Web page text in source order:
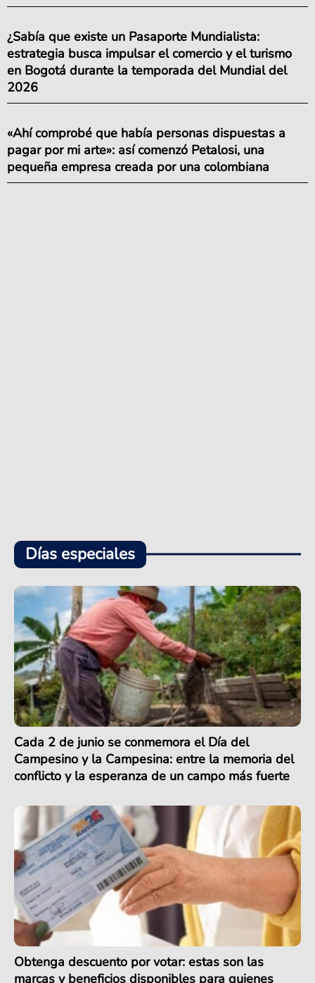
¿Sabía que existe un Pasaporte Mundialista:
estrategia busca impulsar el comercio y el turismo
en Bogotá durante la temporada del Mundial del
2026
«Ahí comprobé que había personas dispuestas a
pagar por mi arte»: así comenzó Petalosi, una
pequeña empresa creada por una colombiana
Días especiales
Cada 2 de junio se conmemora el Día del
Campesino y la Campesina: entre la memoria del
conflicto y la esperanza de un campo más fuerte
Obtenga descuento por votar: estas son las
marcas y beneficios disponibles para quienes